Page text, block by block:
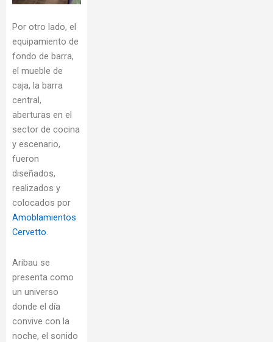
Por otro lado, el
equipamiento de
fondo de barra,
el mueble de
caja, la barra
central,
aberturas en el
sector de cocina
y escenario,
fueron
diseñados,
realizados y
colocados por
Amoblamientos
Cervetto.
Aribau se
presenta como
un universo
donde el día
convive con la
noche, el sonido